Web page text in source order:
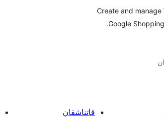
Create and
Google
قاتناشقان